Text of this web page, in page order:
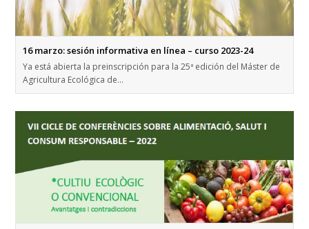
16 marzo: sesión informativa en línea – curso 2023-24
Ya está abierta la preinscripción para la 25ª edición del Máster de
Agricultura Ecológica de…